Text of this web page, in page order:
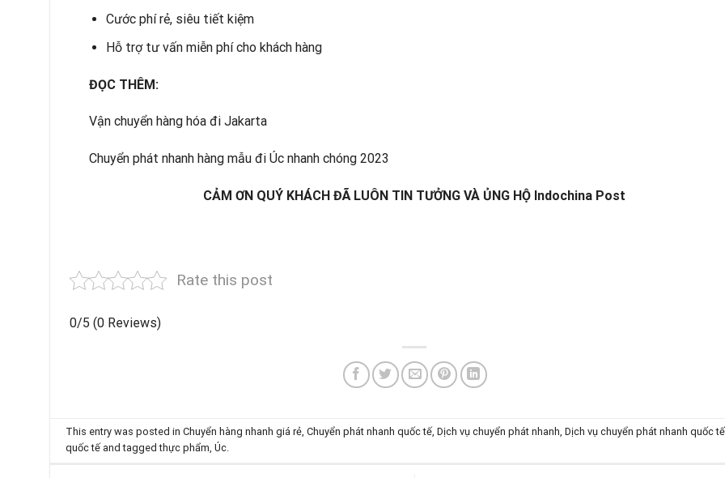
Cước phí rẻ, siêu tiết kiệm
Hỗ trợ tư vấn miễn phí cho khách hàng
ĐỌC THÊM:
Vận chuyển hàng hóa đi Jakarta
Chuyển phát nhanh hàng mẫu đi Úc nhanh chóng 2023
CẢM ƠN QUÝ KHÁCH ĐÃ LUÔN TIN TƯỞNG VÀ ỦNG HỘ Indochina Post
Rate this post
0/5 (0 Reviews)
This entry was posted inChuyển hàng nhanh giá rẻ,Chuyển phát nhanh quốc tế,Dịch vụ chuyển phát nhanh,Dịch vụ chuyển phát nhanh quốc tế
quốc tế and taggedthực phẩm,Úc.